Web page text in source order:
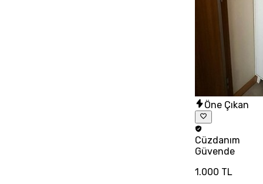
Öne Çıkan
Cüzdanım
Güvende
1.000 TL